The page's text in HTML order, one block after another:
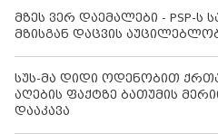
მზეს ვერ დაემალები - PSP-ს
მზისგან დაცვის
სუს-მა დიდი ოდენობით
აღების ფაქტზე ბათუმის
დააკავა